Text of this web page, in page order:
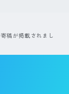
稿が掲載されまし